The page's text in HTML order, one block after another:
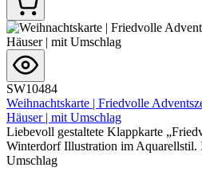
SW10484
Weihnachtskarte | Friedvolle
Häuser | mit Umschlag
Liebevoll gestaltete Klappkarte
Winterdorf Illustration im
Umschlag